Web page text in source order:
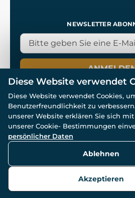
NEWSLETTER
© Alle Rechte vorbehalten.
Powered by
Diese Website verwendet
Diese Website verwendet Cookies,
Benutzerfreundlichkeit zu
unserer Website erklären Sie sich
unserer Cookie- Bestimmungen
persönlicher Daten
Ablehnen
Akzeptieren